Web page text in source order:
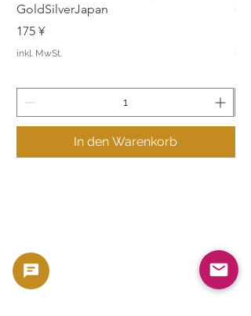
GoldSilverJapan
Preis
175 ¥
inkl. MwSt.
In den Warenkorb